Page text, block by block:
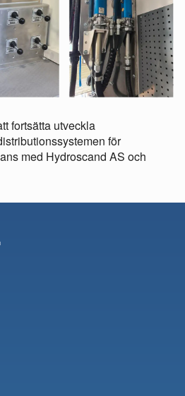
fortsätta utveckla
för
med Hydroscand AS och